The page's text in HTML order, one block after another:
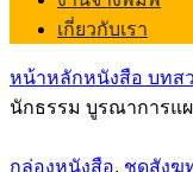
เกี่ยวกับเรา
หน้าหลักหนังสือ บทส
นักธรรม บูรณาการแ
กล่องหนังสือ, ชุดสังฆ